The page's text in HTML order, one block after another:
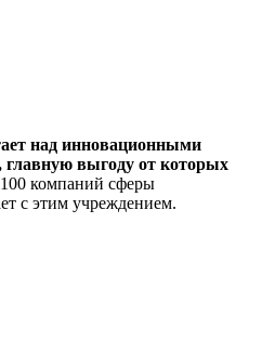
над инновационными
главную выгоду от которых
компаний сферы
с этим учреждением.